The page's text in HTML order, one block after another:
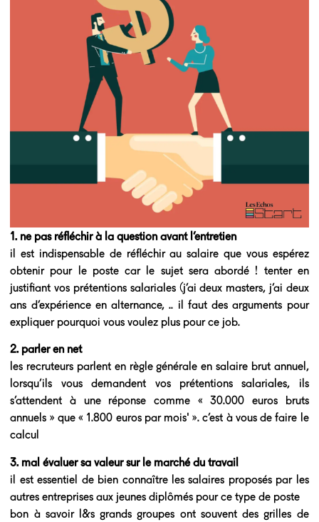
1. ne pas réfléchir à la question avant l’entretien
il est indispensable de réfléchir au salaire que vous espérez
obtenir pour le poste car le sujet sera abordé ! tenter en
justifiant vos prétentions salariales (j’ai deux masters, j’ai deux
ans d’expérience en alternance, .. il faut des arguments pour
expliquer pourquoi vous voulez plus pour ce job.
2. parler en net
les recruteurs parlent en règle générale en salaire brut annuel,
lorsqu’ils vous demandent vos prétentions salariales, ils
s’attendent à une réponse comme « 30.000 euros bruts
annuels » que « 1.800 euros par mois' ». c’est à vous de faire le
calcul
3. mal évaluer sa valeur sur le marché du travail
il est essentiel de bien connaître les salaires proposés par les
autres entreprises aux jeunes diplômés pour ce type de poste
bon à savoir l&s grands groupes ont souvent des grilles de